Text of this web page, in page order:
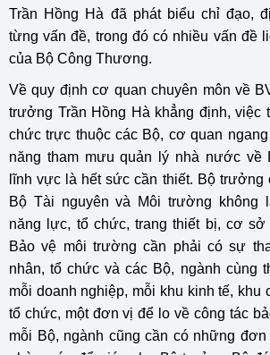
Trần Hồng Hà đã phát biểu chỉ đạo,
từng vấn đề, trong đó có nhiều vấn đề
của Bộ Công Thương.
Về quy định cơ quan chuyên môn về
trưởng Trần Hồng Hà khẳng định, việc
chức trực thuộc các Bộ, cơ quan
năng tham mưu quản lý nhà nước về
lĩnh vực là hết sức cần thiết. Bộ trưởng
Bộ Tài nguyên và Môi trường không
năng lực, tổ chức, trang thiết bị, cơ sở
Bảo vệ môi trường cần phải có sự
nhân, tổ chức và các Bộ, ngành cùng
mỗi doanh nghiệp, mỗi khu kinh tế, khu
tổ chức, một đơn vị để lo về công tác
mỗi Bộ, ngành cũng cần có những